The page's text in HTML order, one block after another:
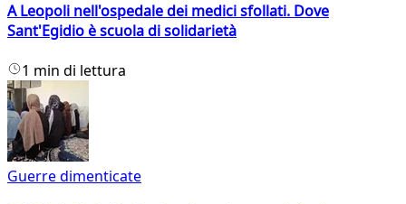
A Leopoli nell'ospedale dei medici sfollati. Dove
Sant'Egidio è scuola di solidarietà
1 min di lettura
Guerre dimenticate